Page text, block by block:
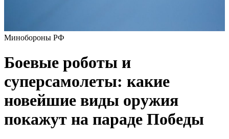
Минобороны РФ
Боевые роботы и
суперсамолеты: какие
новейшие виды оружия
покажут на параде Победы